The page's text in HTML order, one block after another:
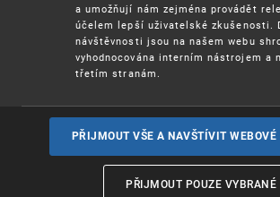
PROSAZOVÁNÍ PRÁV K DUŠEVNÍMU
a umožňují nám zejména provádět
účelem lepší uživatelské zkušenosti.
návštěvnosti jsou na našem webu
vyhodnocována interním nástrojem a
třetím stranám.
PŘIJMOUT VŠE A NAVŠTÍVIT WEBOVÉ
PŘIJMOUT POUZE VYBRANÉ